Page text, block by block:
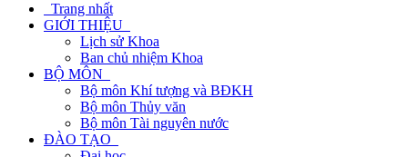
Trang nhất
GIỚI THIỆU
Lịch sử Khoa
Ban chủ nhiệm Khoa
BỘ MÔN
Bộ môn Khí tượng và BĐKH
Bộ môn Thủy văn
Bộ môn Tài nguyên nước
ĐÀO TẠO